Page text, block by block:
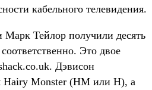
кабельного телевидения.
Тейлор получили десять
Это двое
Дэвисон
Hairy Monster (HM или Н), а